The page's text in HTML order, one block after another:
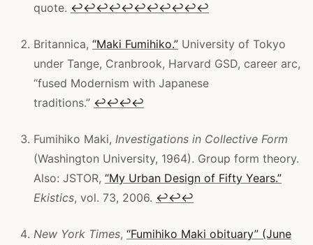
quote. ↩↩↩↩↩↩↩↩↩↩↩
Britannica, “Maki Fumihiko.” University of Tokyo
under Tange, Cranbrook, Harvard GSD, career arc,
“fused Modernism with Japanese
traditions.” ↩↩↩↩
Fumihiko Maki, Investigations in Collective Form
(Washington University, 1964). Group form theory.
Also: JSTOR, “My Urban Design of Fifty Years.”
Ekistics, vol. 73, 2006. ↩↩↩
New York Times, “Fumihiko Maki obituary” (June